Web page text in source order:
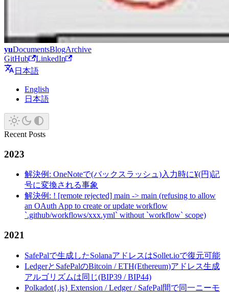
yuDocumentsBlogArchive
GitHub
LinkedIn
日本語
English
日本語
Recent Posts
2023
解決例: OneNoteで(バックスラッシュ)入力時に¥(円)記
号に変換される事象
解決例: ! [remote rejected] main -> main (refusing to allow
an OAuth App to create or update workflow
`.github/workflows/xxx.yml` without `workflow` scope)
2021
SafePalで生成したSolanaアドレスはSollet.ioで復元可能
LedgerとSafePalのBitcoin / ETH(Ethereum)アドレス生成
アルゴリズムは同じ(BIP39 / BIP44)
Polkadot{.js} Extension / Ledger / SafePal間で同一ニーモ